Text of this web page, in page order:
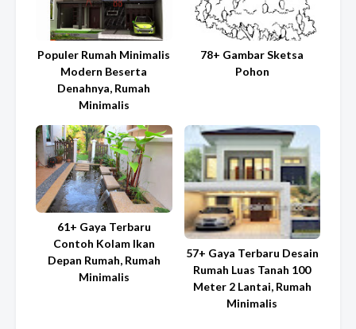
Populer Rumah Minimalis
Modern Beserta
Denahnya, Rumah
Minimalis
78+ Gambar Sketsa
Pohon
61+ Gaya Terbaru
Contoh Kolam Ikan
Depan Rumah, Rumah
Minimalis
57+ Gaya Terbaru Desain
Rumah Luas Tanah 100
Meter 2 Lantai, Rumah
Minimalis